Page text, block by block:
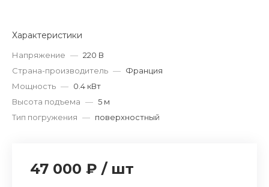
Характеристики
Напряжение — 220 В
Страна-производитель — Франция
Мощность — 0.4 кВт
Высота подъема — 5 м
Тип погружения — поверхностный
47 000 ₽ / шт